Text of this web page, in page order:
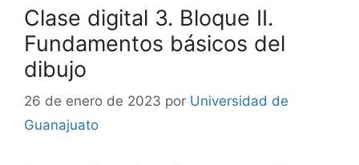
Clase digital 3. Bloque II.
Fundamentos básicos del
dibujo
26 de enero de 2023 por Universidad de
Guanajuato